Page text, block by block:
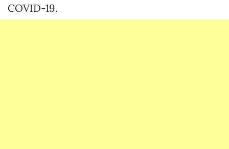
COVID-19.